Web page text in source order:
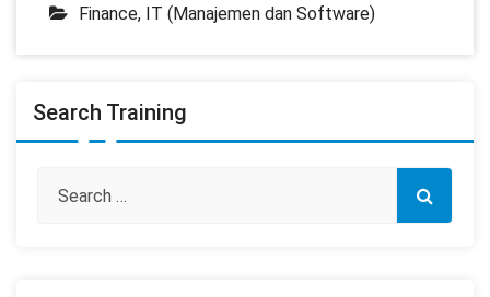
Finance, IT (Manajemen dan Software)
Search Training